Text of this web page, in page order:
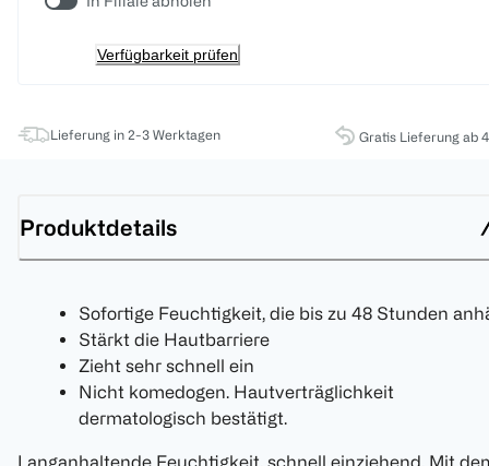
Verfügbarkeit prüfen
Lieferung in 2-3 Werktagen Gratis Lieferung ab
Produktdetails
Sofortige Feuchtigkeit, die bis zu 48 Stunden
Stärkt die Hautbarriere
Zieht sehr schnell ein
Nicht komedogen. Hautverträglichkeit
dermatologisch bestätigt.
Langanhaltende Feuchtigkeit, schnell einziehend. Mit